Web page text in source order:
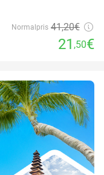
Normalpris 41,20€
21 ,50€